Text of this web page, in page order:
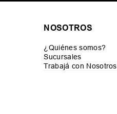
NOSOTROS
¿Quiénes somos?
Sucursales
Trabajá con Nosotros